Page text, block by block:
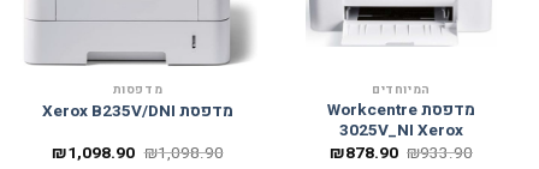
המיוחדים
מדפסת Workcentre
3025V_NI Xerox
₪933.90 המחיר ₪878.90 המחיר
מדפסות
מדפסת Xerox B235V/DNI
₪1,098.90 המחיר ₪1,098.90 המחיר